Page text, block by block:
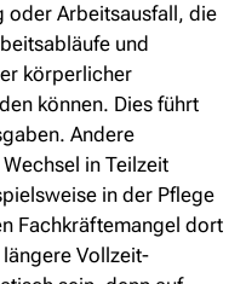
oder Arbeitsausfall, die
und
körperlicher
können. Dies führt
Andere
in Teilzeit
in der Pflege
Fachkräftemangel dort
Vollzeit-